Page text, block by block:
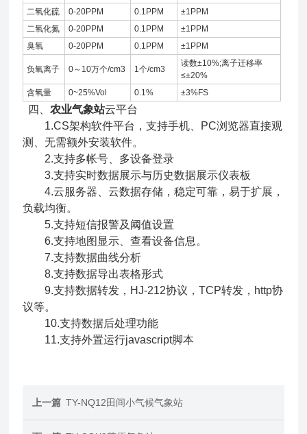
二氧化硫
0-20PPM 0.1PPM
±1PPM
二氧化氮
0-20PPM 0.1PPM
±1PPM
臭氧
0-20PPM 0.1PPM ±1PPM
负氧离子 0～10万个/cm3 1个/cm3
读数±10%;离子迁移率
≤±20%
含氧量
0~25%Vol 0.1% ±3%FS
四、农业气象站云平台
1.CS架构软件平台，支持手机、PC浏览器直接观
测、无需额外安装软件。
2.支持多帐号、多设备登录
3.支持实时数据展示与历史数据展示仪表板
4.云服务器、云数据存储，稳定可靠，易于扩展，
负载均衡。
5.支持短信报警及阈值设置
6.支持地图显示、查看设备信息。
7.支持数据曲线分析
8.支持数据导出表格形式
9.支持数据转发，HJ-212协议，TCP转发，http协
议等。
10.支持数据后处理功能
11.支持外置运行javascript脚本
上一篇 TY-NQ12田间小气候气象站